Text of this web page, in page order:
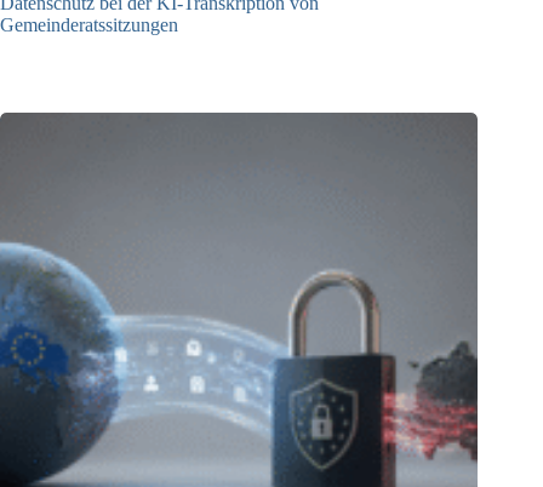
Gemeinderatssitzungen